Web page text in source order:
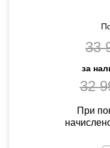
33
за
32
При